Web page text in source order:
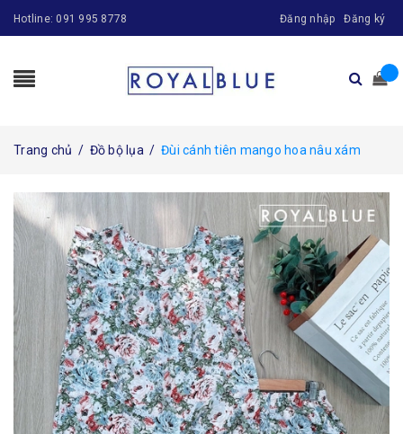
Hotline: 091 995 8778 Đăng nhập Đăng ký
Trang chủ / Đồ bộ lụa / Đùi cánh tiên mango hoa nâu xám